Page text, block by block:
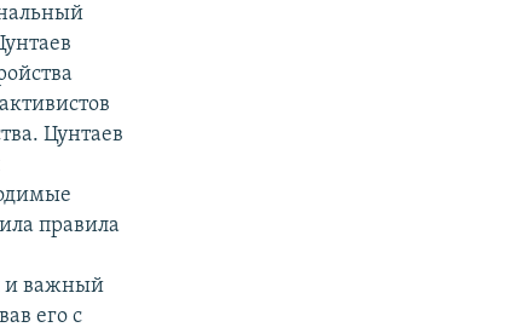
Цунтаев
правила
и важный
его с